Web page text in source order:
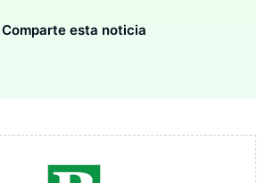
Comparte esta noticia